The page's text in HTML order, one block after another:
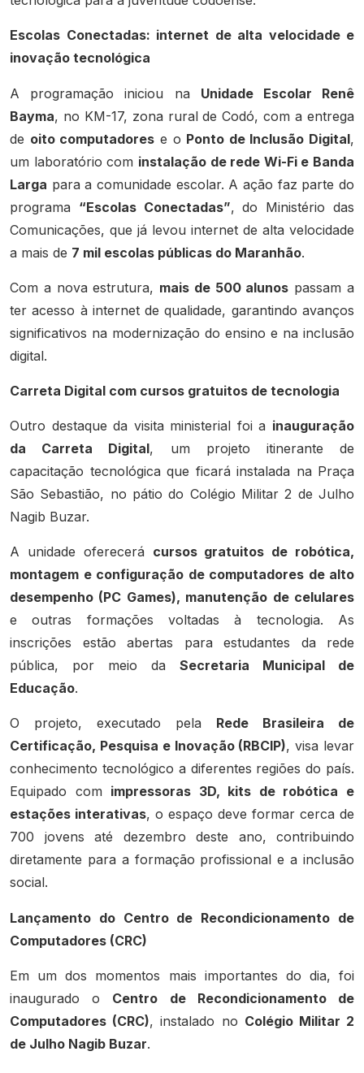
Escolas Conectadas: internet de alta velocidade e
inovação tecnológica
A programação iniciou na Unidade Escolar Renê
Bayma, no KM-17, zona rural de Codó, com a entrega
de oito computadores e o Ponto de Inclusão Digital,
um laboratório com instalação de rede Wi-Fi e Banda
Larga para a comunidade escolar. A ação faz parte do
programa “Escolas Conectadas”, do Ministério das
Comunicações, que já levou internet de alta velocidade
a mais de 7 mil escolas públicas do Maranhão.
Com a nova estrutura, mais de 500 alunos passam a
ter acesso à internet de qualidade, garantindo avanços
significativos na modernização do ensino e na inclusão
digital.
Carreta Digital com cursos gratuitos de tecnologia
Outro destaque da visita ministerial foi a inauguração
da Carreta Digital, um projeto itinerante de
capacitação tecnológica que ficará instalada na Praça
São Sebastião, no pátio do Colégio Militar 2 de Julho
Nagib Buzar.
A unidade oferecerá cursos gratuitos de robótica,
montagem e configuração de computadores de alto
desempenho (PC Games), manutenção de celulares
e outras formações voltadas à tecnologia. As
inscrições estão abertas para estudantes da rede
pública, por meio da Secretaria Municipal de
Educação.
O projeto, executado pela Rede Brasileira de
Certificação, Pesquisa e Inovação (RBCIP), visa levar
conhecimento tecnológico a diferentes regiões do país.
Equipado com impressoras 3D, kits de robótica e
estações interativas, o espaço deve formar cerca de
700 jovens até dezembro deste ano, contribuindo
diretamente para a formação profissional e a inclusão
social.
Lançamento do Centro de Recondicionamento de
Computadores (CRC)
Em um dos momentos mais importantes do dia, foi
inaugurado o Centro de Recondicionamento de
Computadores (CRC), instalado no Colégio Militar 2
de Julho Nagib Buzar.